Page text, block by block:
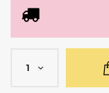
1